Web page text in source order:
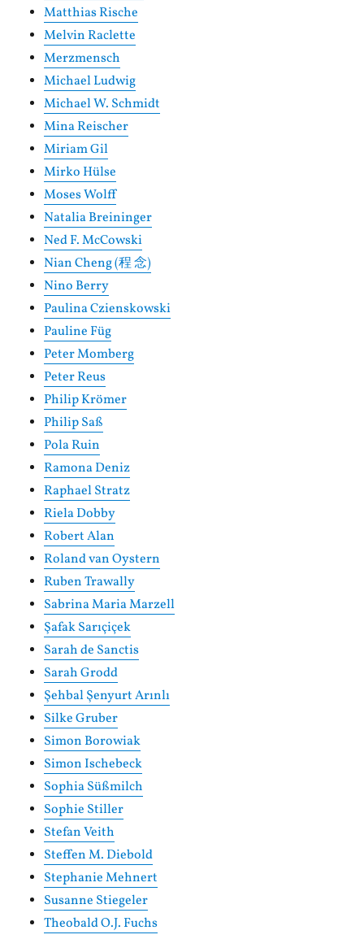
Matthias Rische
Melvin Raclette
Merzmensch
Michael Ludwig
Michael W. Schmidt
Mina Reischer
Miriam Gil
Mirko Hülse
Moses Wolff
Natalia Breininger
Ned F. McCowski
Nian Cheng (程 念)
Nino Berry
Paulina Czienskowski
Pauline Füg
Peter Momberg
Peter Reus
Philip Krömer
Philip Saß
Pola Ruin
Ramona Deniz
Raphael Stratz
Riela Dobby
Robert Alan
Roland van Oystern
Ruben Trawally
Sabrina Maria Marzell
Şafak Sarıçiçek
Sarah de Sanctis
Sarah Grodd
Şehbal Şenyurt Arınlı
Silke Gruber
Simon Borowiak
Simon Ischebeck
Sophia Süßmilch
Sophie Stiller
Stefan Veith
Steffen M. Diebold
Stephanie Mehnert
Susanne Stiegeler
Theobald O.J. Fuchs